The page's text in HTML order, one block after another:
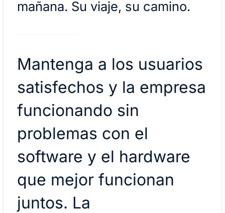
mañana. Su viaje, su camino.
Mantenga a los usuarios
satisfechos y la empresa
funcionando sin
problemas con el
software y el hardware
que mejor funcionan
juntos. La